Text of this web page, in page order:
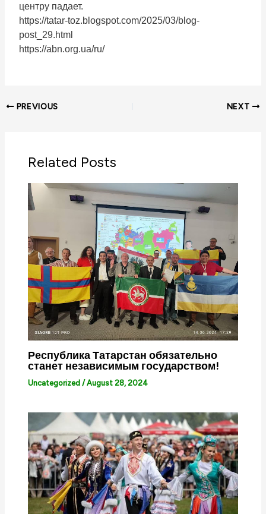
центру падает.
https://tatar-toz.blogspot.com/2025/03/blog-
post_29.html
https://abn.org.ua/ru/
PREVIOUS NEXT
Related Posts
Республика Татарстан обязательно
станет независимым государством!
Uncategorized /August 28, 2024